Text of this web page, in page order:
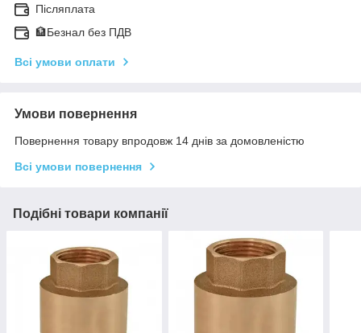
Післяплата
🏦Безнал без ПДВ
Всі умови оплати
Умови повернення
Повернення товару впродовж 14 днів за домовленістю
Всі умови повернення
Подібні товари компанії